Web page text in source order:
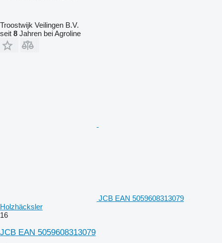
Troostwijk Veilingen B.V.
seit 8 Jahren bei Agroline
JCB EAN 5059608313079
Holzhäcksler
16
JCB EAN 5059608313079